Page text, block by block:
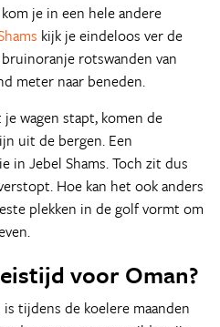
je in een hele andere
kijk je eindeloos ver de
rotswanden van
meter naar beneden.
wagen stapt, komen de
uit de bergen. Een
in Jebel Shams. Toch zit dus
Hoe kan het ook anders
plekken in de golf vormt om
voor Oman?
tijdens de koelere maanden